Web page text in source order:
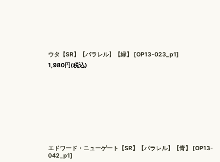
ウタ【SR】【パラレル】【緑】 [OP13-023_p1]
1,980円(税込)
エドワード・ニューゲート【SR】【パラレル】【青】 [OP13-
042_p1]